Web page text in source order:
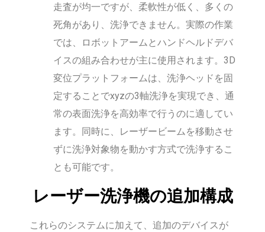
走査が均一ですが、柔軟性が低く、多くの
死角があり、洗浄できません。実際の作業
では、ロボットアームとハンドヘルドデバ
イスの組み合わせが主に使用されます。3D
変位プラットフォームは、洗浄ヘッドを固
定することでxyzの3軸洗浄を実現でき、通
常の表面洗浄を高効率で行うのに適してい
ます。同時に、レーザービームを移動させ
ずに洗浄対象物を動かす方式で洗浄するこ
とも可能です。
レーザー洗浄機の追加構成
これらのシステムに加えて、追加のデバイスが